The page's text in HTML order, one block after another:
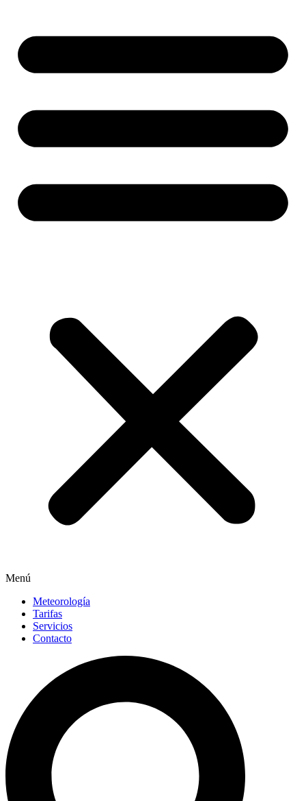
Menú
Meteorología
Tarifas
Servicios
Contacto